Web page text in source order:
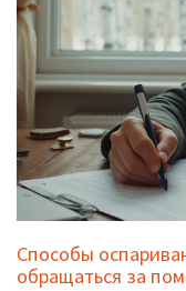
Способы
обращаться за